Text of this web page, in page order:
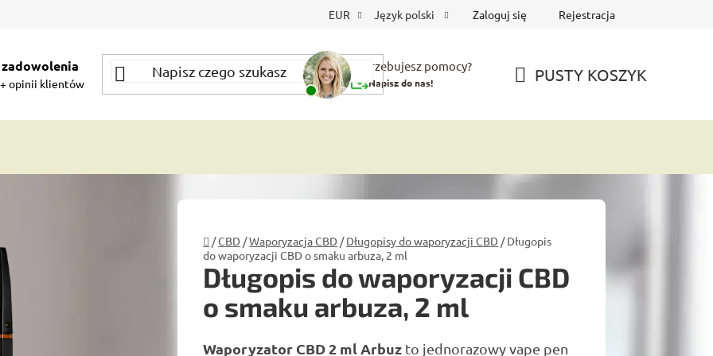
EUR Język polski Zaloguj się Rejestracja
opinii klientów
Potrzebujesz pomocy?
Napisz do nas! PUSTY KOSZYK
Home
/CBD /Waporyzacja CBD / Długopisy do waporyzacji CBD / Długopis
do waporyzacji CBD o smaku arbuza, 2 ml
Długopis do waporyzacji CBD
o smaku arbuza, 2 ml
Waporyzator CBD 2 ml Arbuz to jednorazowy vape pen